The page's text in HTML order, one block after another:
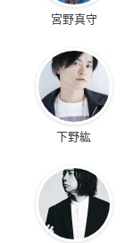
宮野真守
下野紘